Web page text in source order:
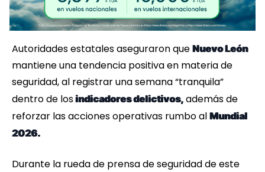
Autoridades estatales aseguraron que Nuevo León
mantiene una tendencia positiva en materia de
seguridad, al registrar una semana “tranquila”
dentro de losindicadores delictivos, además de
reforzar las acciones operativas rumbo al Mundial
2026.
Durante la rueda de prensa de seguridad de este